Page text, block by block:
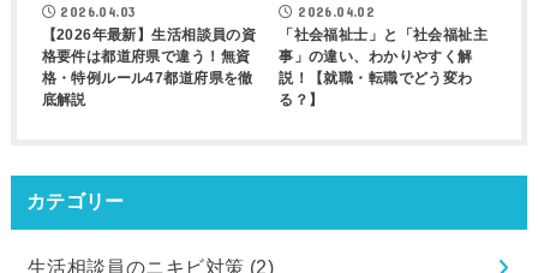
2026.04.03
【2026年最新】生活相談員の資
格要件は都道府県で違う！無資
格・特例ルール47都道府県を徹
底解説
2026.04.02
「社会福祉士」と「社会福祉主
事」の違い、わかりやすく解
説！【就職・転職でどう変わ
る？】
カテゴリー
生活相談員のニキビ対策 (2)